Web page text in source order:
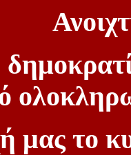
μας το